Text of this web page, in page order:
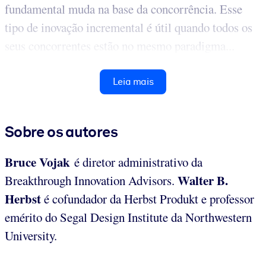
fundamental muda na base da concorrência. Esse
tipo de inovação incremental é útil quando todos os
seus concorrentes estão no mesmo paradigma...
Leia mais
Sobre os autores
Bruce Vojak é diretor administrativo da
Breakthrough Innovation Advisors. Walter B.
Herbsté cofundador da Herbst Produkt e professor
emérito do Segal Design Institute da Northwestern
University.